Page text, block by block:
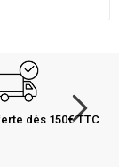
dès 150€ TTC